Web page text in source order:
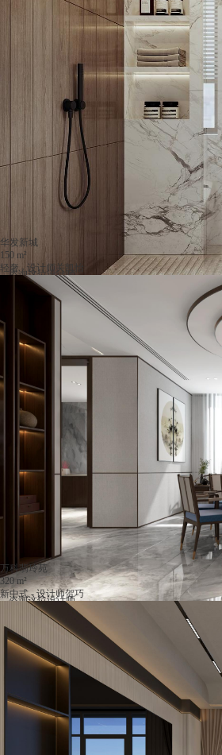
华发新城
150 m²
轻奢 - 设计师关凯怡
咨询这位设计师
万科翡玲苑
320 m²
新中式 - 设计师贺巧
咨询这位设计师